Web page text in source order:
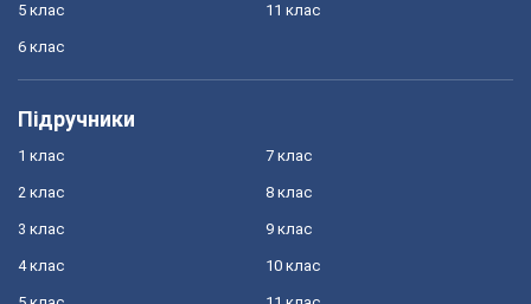
5 клас
6 клас
11 клас
Підручники
1 клас
2 клас
3 клас
4 клас
7 клас
8 клас
9 клас
10 клас